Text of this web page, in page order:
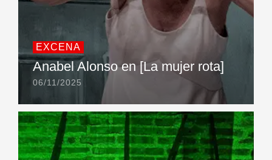
EXCENA
Anabel Alonso en [La mujer rota]
06/11/2025